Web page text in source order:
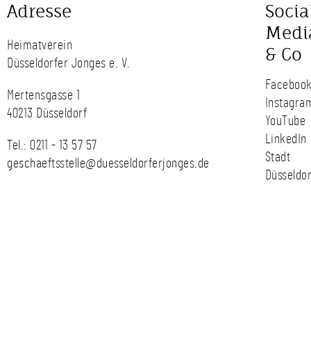
Adresse
Heimatverein
Düsseldorfer Jonges e. V.
Mertensgasse 1
40213 Düsseldorf
Tel.: 0211 - 13 57 57
geschaeftsstelle@duesseldorferjonges.de
& Co
YouTube
LinkedIn
Stadt